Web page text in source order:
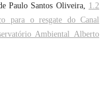
Paulo Santos Oliveira, 1.2
para o resgate do Canal
Ambiental Alberto